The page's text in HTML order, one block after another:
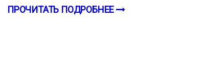
ПРОЧИТАТЬ ПОДРОБНЕЕ